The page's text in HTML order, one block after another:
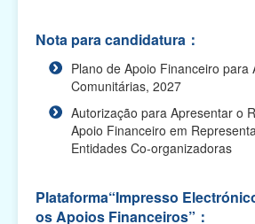
2027
Plano de Apoio Financeiro para
Funcionamento de Associações,
Plano de Apoio Financeiro para
Académicos, 2027
Plano de Apoio Financeiro para
Nota para candidatura：
Plano de Apoio Financeiro para
Comunitárias, 2027
Autorização para Apresentar o
Apoio Financeiro em
Entidades Co-organizadoras
Plataforma“Impresso
os Apoios Financeiros”：